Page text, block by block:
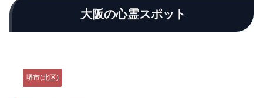
大阪の心霊スポット
堺市(北区)